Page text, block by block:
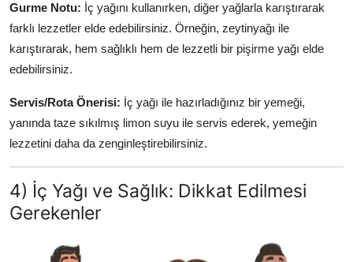
Gurme Notu: İç yağını kullanırken, diğer yağlarla karıştırarak
farklı lezzetler elde edebilirsiniz. Örneğin, zeytinyağı ile
karıştırarak, hem sağlıklı hem de lezzetli bir pişirme yağı elde
edebilirsiniz.
Servis/Rota Önerisi: İç yağı ile hazırladığınız bir yemeği,
yanında taze sıkılmış limon suyu ile servis ederek, yemeğin
lezzetini daha da zenginleştirebilirsiniz.
4) İç Yağı ve Sağlık: Dikkat Edilmesi
Gerekenler